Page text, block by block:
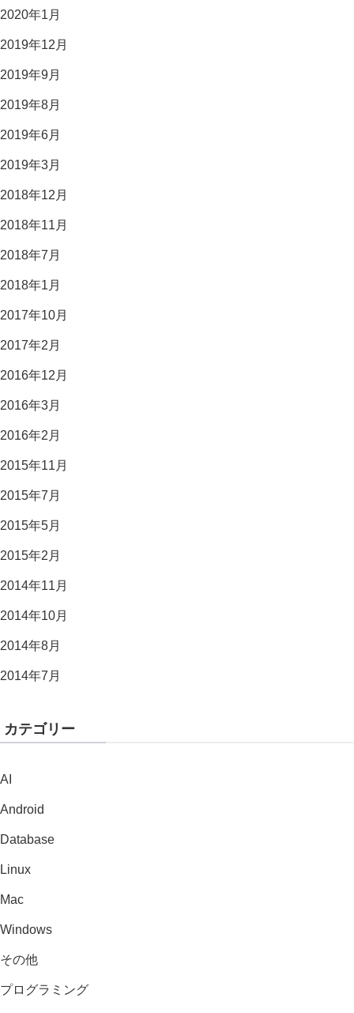
2020年1月
2019年12月
2019年9月
2019年8月
2019年6月
2019年3月
2018年12月
2018年11月
2018年7月
2018年1月
2017年10月
2017年2月
2016年12月
2016年3月
2016年2月
2015年11月
2015年7月
2015年5月
2015年2月
2014年11月
2014年10月
2014年8月
2014年7月
カテゴリー
AI
Android
Database
Linux
Mac
Windows
その他
プログラミング